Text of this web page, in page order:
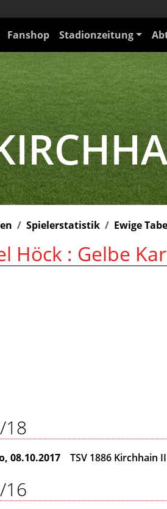
Fanshop Stadionzeitung
Spielerstatistik Ewige
Höck : Gelbe
18
08.10.2017 TSV 1886 Kirchhain II
16